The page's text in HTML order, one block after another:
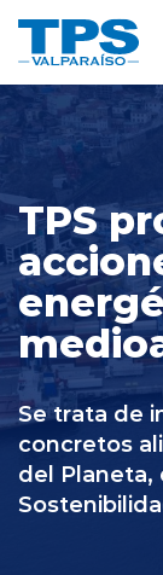
Somos TPS
Nuestra
Servicios y
Políticas y
Prensa
TPS
Se trata de
concretos
del Planeta,